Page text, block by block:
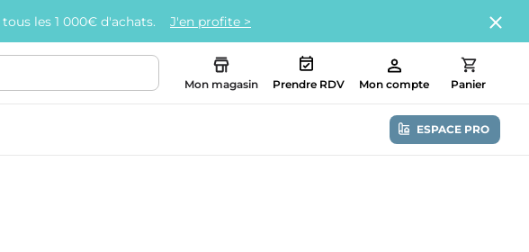
tous les 1 000€ d'achats. J'en profite >
Mon magasin Prendre RDV Mon compte Panier
ESPACE PRO